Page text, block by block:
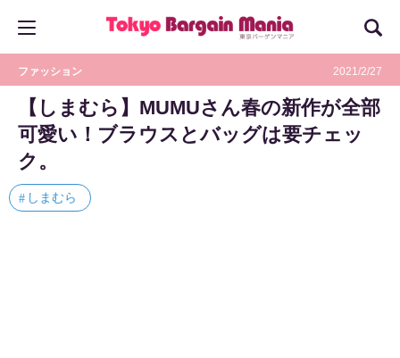
ファッション 2021/2/27
【しまむら】MUMUさん春の新作が全部
可愛い！ブラウスとバッグは要チェッ
ク。
しまむら